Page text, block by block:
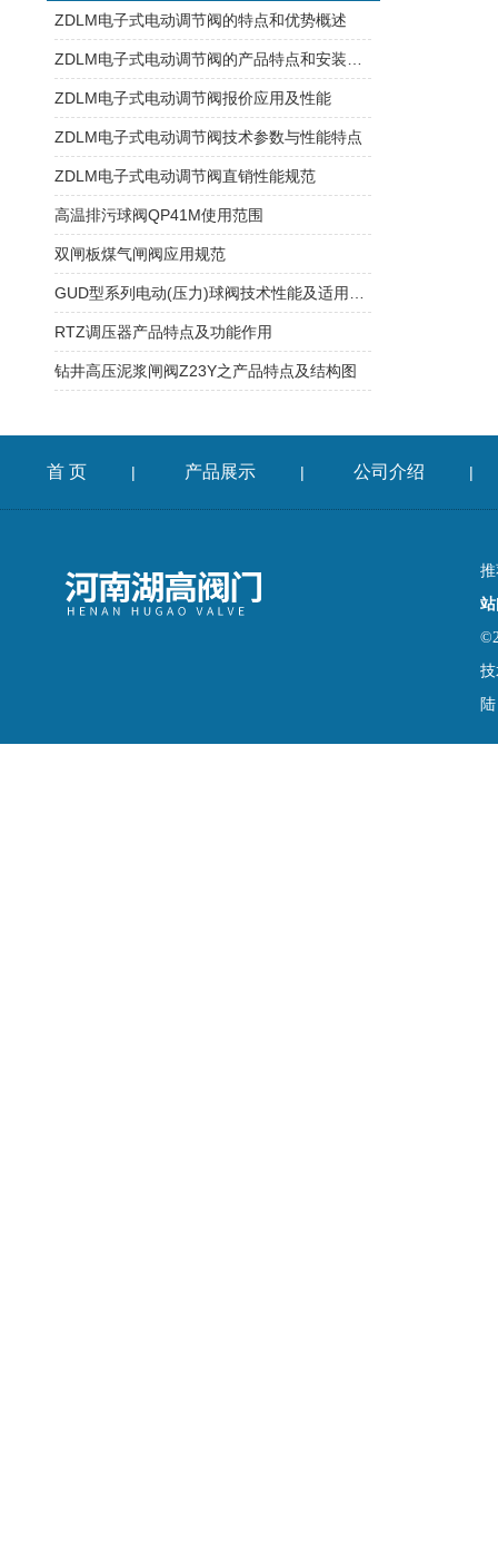
ZDLM电子式电动调节阀的特点和优势概述
ZDLM电子式电动调节阀报价应用及性能
ZDLM电子式电动调节阀技术参数与性能特点
ZDLM电子式电动调节阀直销性能规范
高温排污球阀QP41M使用范围
双闸板煤气闸阀应用规范
RTZ调压器产品特点及功能作用
钻井高压泥浆闸阀Z23Y之产品特点及结构图
首 页 | 产品展示 | 公司介绍 |
陆